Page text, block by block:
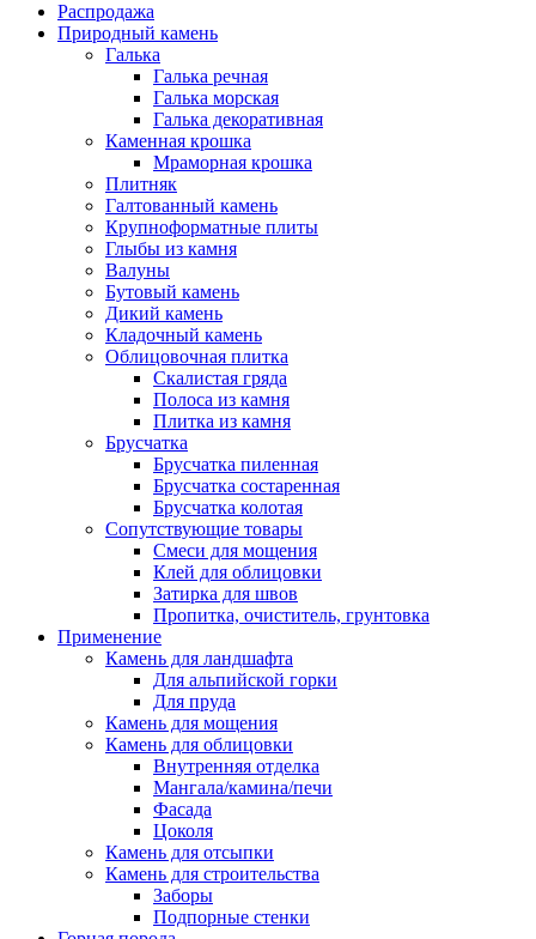
Распродажа
Природный камень
Галька
Галька речная
Галька морская
Галька декоративная
Каменная крошка
Мраморная крошка
Плитняк
Галтованный камень
Крупноформатные плиты
Глыбы из камня
Валуны
Бутовый камень
Дикий камень
Кладочный камень
Облицовочная плитка
Скалистая гряда
Полоса из камня
Плитка из камня
Брусчатка
Брусчатка пиленная
Брусчатка состаренная
Брусчатка колотая
Сопутствующие товары
Смеси для мощения
Клей для облицовки
Затирка для швов
Пропитка, очиститель, грунтовка
Применение
Камень для ландшафта
Для альпийской горки
Для пруда
Камень для мощения
Камень для облицовки
Внутренняя отделка
Мангала/камина/печи
Фасада
Цоколя
Камень для отсыпки
Камень для строительства
Заборы
Подпорные стенки